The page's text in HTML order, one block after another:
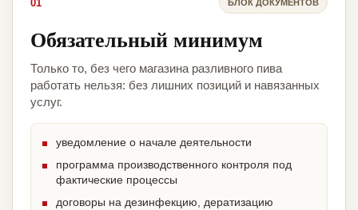
01 БЛОК ДОКУМЕНТОВ
Обязательный минимум
Только то, без чего магазина разливного пива
работать нельзя: без лишних позиций и навязанных
услуг.
уведомление о начале деятельности
программа производственного контроля под
фактические процессы
договоры на дезинфекцию, дератизацию